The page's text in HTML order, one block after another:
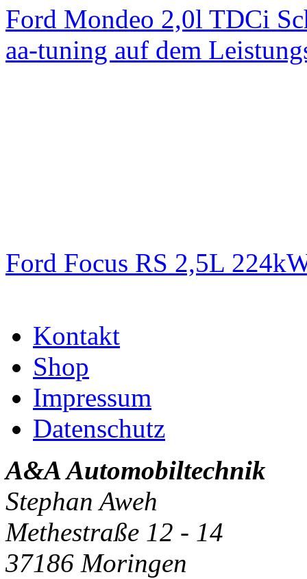
Ford Mondeo 2,0l TDCi
aa-tuning auf dem
Ford Focus RS 2,5L
Kontakt
Shop
Impressum
Datenschutz
A&A Automobiltechnik
Stephan Aweh
Methestraße 12 - 14
37186 Moringen